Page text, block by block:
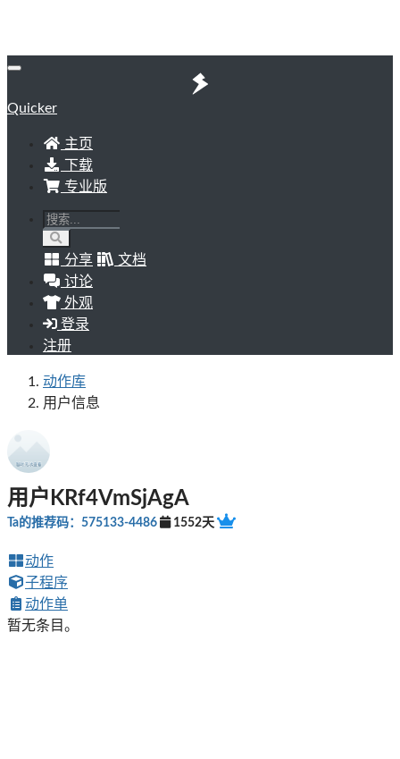
Quicker
主页
下载
专业版
分享
文档
讨论
外观
登录
注册
动作库
用户信息
用户KRf4VmSjAgA
Ta的推荐码：575133-4486 1552天
动作
子程序
动作单
暂无条目。